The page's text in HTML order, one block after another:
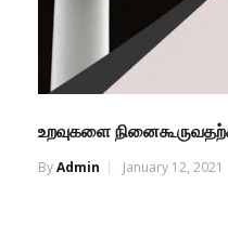
உறவுகளை
ByAdmin January 12, 2021